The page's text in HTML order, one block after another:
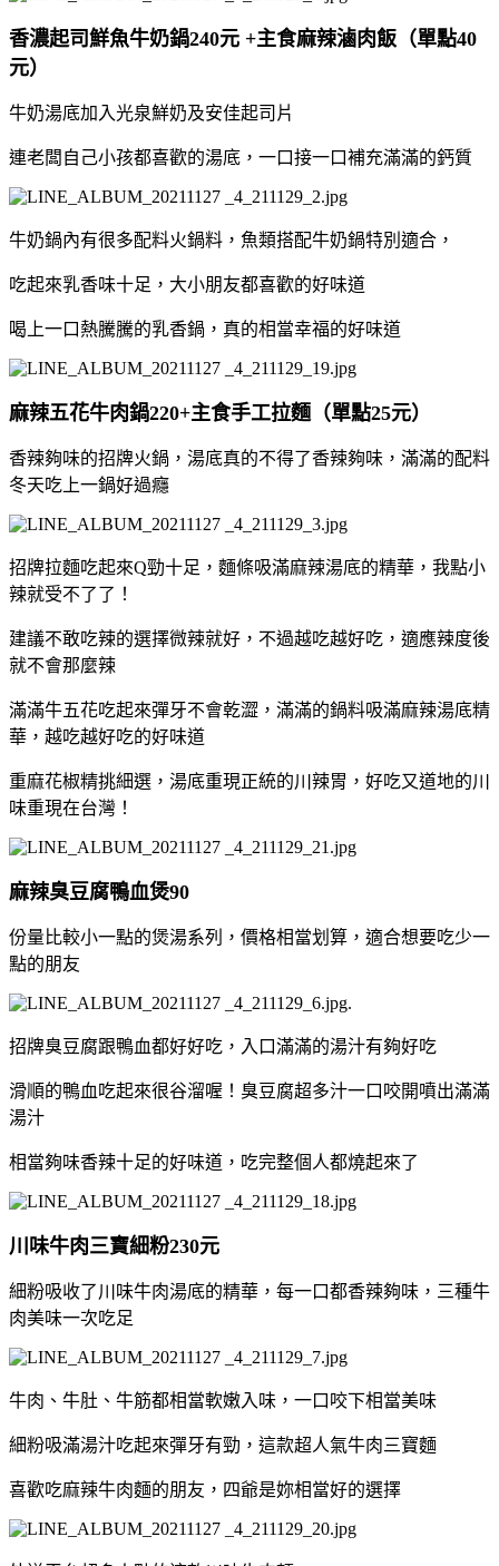
香濃起司鮮魚牛奶鍋240元 +主食麻辣滷肉飯（單點40
元）
牛奶湯底加入光泉鮮奶及安佳起司片
連老闆自己小孩都喜歡的湯底，一口接一口補充滿滿的鈣質
牛奶鍋內有很多配料火鍋料，魚類搭配牛奶鍋特別適合，
吃起來乳香味十足，大小朋友都喜歡的好味道
喝上一口熱騰騰的乳香鍋，真的相當幸福的好味道
麻辣五花牛肉鍋220+主食手工拉麵（單點25元）
香辣夠味的招牌火鍋，湯底真的不得了香辣夠味，滿滿的配料
冬天吃上一鍋好過癮
招牌拉麵吃起來Q勁十足，麵條吸滿麻辣湯底的精華，我點小
辣就受不了了！
建議不敢吃辣的選擇微辣就好，不過越吃越好吃，適應辣度後
就不會那麼辣
滿滿牛五花吃起來彈牙不會乾澀，滿滿的鍋料吸滿麻辣湯底精
華，越吃越好吃的好味道
重麻花椒精挑細選，湯底重現正統的川辣胃，好吃又道地的川
味重現在台灣！
麻辣臭豆腐鴨血煲90
份量比較小一點的煲湯系列，價格相當划算，適合想要吃少一
點的朋友
.
招牌臭豆腐跟鴨血都好好吃，入口滿滿的湯汁有夠好吃
滑順的鴨血吃起來很谷溜喔！臭豆腐超多汁一口咬開噴出滿滿
湯汁
相當夠味香辣十足的好味道，吃完整個人都燒起來了
川味牛肉三寶細粉230元
細粉吸收了川味牛肉湯底的精華，每一口都香辣夠味，三種牛
肉美味一次吃足
牛肉、牛肚、牛筋都相當軟嫩入味，一口咬下相當美味
細粉吸滿湯汁吃起來彈牙有勁，這款超人氣牛肉三寶麵
喜歡吃麻辣牛肉麵的朋友，四爺是妳相當好的選擇